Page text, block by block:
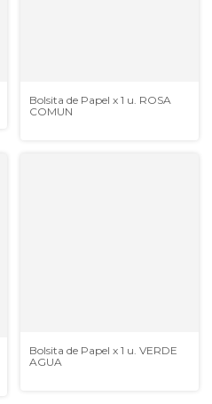
Bolsita de Papel x 1 u. ROSA
COMUN
Bolsita de Papel x 1 u. VERDE
AGUA